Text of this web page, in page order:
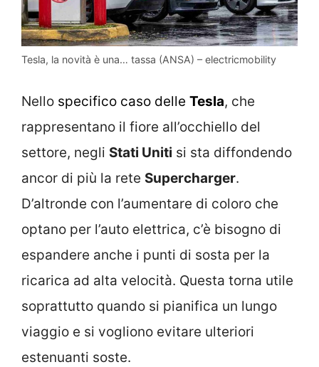
Tesla, la novità è una… tassa (ANSA) – electricmobility
Nello specifico caso delle Tesla, che
rappresentano il fiore all’occhiello del
settore, negli Stati Uniti si sta diffondendo
ancor di più la rete Supercharger.
D’altronde con l’aumentare di coloro che
optano per l’auto elettrica, c’è bisogno di
espandere anche i punti di sosta per la
ricarica ad alta velocità. Questa torna utile
soprattutto quando si pianifica un lungo
viaggio e si vogliono evitare ulteriori
estenuanti soste.